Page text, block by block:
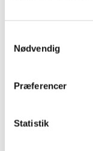
Nødvendig
Præferencer
Statistik